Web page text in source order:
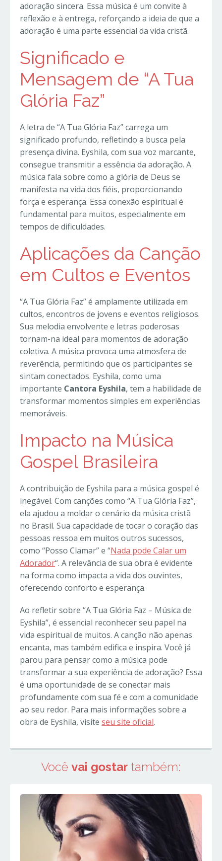
adoração sincera. Essa música é um convite à
reflexão e à entrega, reforçando a ideia de que a
adoração é uma parte essencial da vida cristã.
Significado e
Mensagem de “A Tua
Glória Faz”
A letra de “A Tua Glória Faz” carrega um
significado profundo, refletindo a busca pela
presença divina. Eyshila, com sua voz marcante,
consegue transmitir a essência da adoração. A
música fala sobre como a glória de Deus se
manifesta na vida dos fiéis, proporcionando
força e esperança. Essa conexão espiritual é
fundamental para muitos, especialmente em
tempos de dificuldades.
Aplicações da Canção
em Cultos e Eventos
“A Tua Glória Faz” é amplamente utilizada em
cultos, encontros de jovens e eventos religiosos.
Sua melodia envolvente e letras poderosas
tornam-na ideal para momentos de adoração
coletiva. A música provoca uma atmosfera de
reverência, permitindo que os participantes se
sintam conectados. Eyshila, como uma
importante Cantora Eyshila, tem a habilidade de
transformar momentos simples em experiências
memoráveis.
Impacto na Música
Gospel Brasileira
A contribuição de Eyshila para a música gospel é
inegável. Com canções como “A Tua Glória Faz”,
ela ajudou a moldar o cenário da música cristã
no Brasil. Sua capacidade de tocar o coração das
pessoas ressoa em muitos outros sucessos,
como “Posso Clamar” e “Nada pode Calar um
Adorador“. A relevância de sua obra é evidente
na forma como impacta a vida dos ouvintes,
oferecendo conforto e esperança.
Ao refletir sobre “A Tua Glória Faz – Música de
Eyshila”, é essencial reconhecer seu papel na
vida espiritual de muitos. A canção não apenas
encanta, mas também edifica e inspira. Você já
parou para pensar como a música pode
transformar a sua experiência de adoração? Essa
é uma oportunidade de se conectar mais
profundamente com sua fé e com a comunidade
ao seu redor. Para mais informações sobre a
obra de Eyshila, visite seu site oficial.
Você vai gostar também: